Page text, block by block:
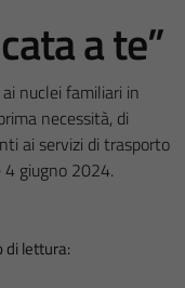
a te”
nuclei familiari in
necessità, di
ai servizi di trasporto
giugno 2024.
di lettura: